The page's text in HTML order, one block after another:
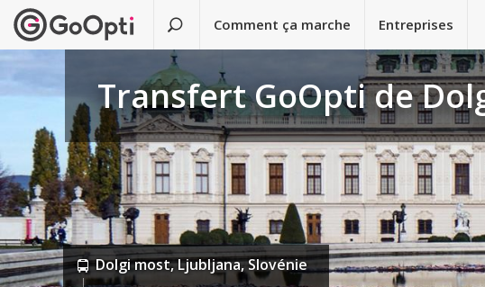
Comment ça marche Entreprises
Transfert GoOpti de
Dolgi most, Ljubljana, Slovénie